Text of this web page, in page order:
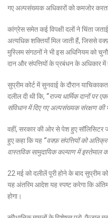
गए अल्पसंख्यक अधिकारों को कमजोर
कांग्रेस समेत कई विपक्षी दलों ने चिंता
अत्यधिक शक्तियाँ मिल जाती हैं, जिससे वक्फ़
मुस्लिम संगठनों ने भी इस अधिनियम को
दान और संपत्तियों के प्रबंधन के अधिकार में
सुप्रीम कोर्ट में सुनवाई के दौरान
दलील दी थी कि, “राज्य धार्मिक दानों पर
संविधान में दिए गए अल्पसंख्यक संरक्षण की
वहीं, सरकार की ओर से पेश हुए सॉलिसिटर
हुए कहा कि यह “वक्फ़ संपत्तियों को
वास्तविक सामुदायिक कल्याण में इस्तेमाल
22 मई को दलीलें पूरी होने के बाद सुप्रीम
यह अंतरिम आदेश यह स्पष्ट करेगा कि
होगा।